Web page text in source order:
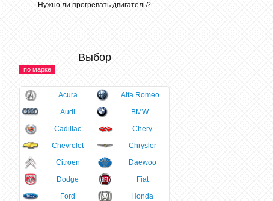
Нужно ли прогревать двигатель?
Выбор
по марке
Acura
Alfa Romeo
Audi
BMW
Cadillac
Chery
Chevrolet
Chrysler
Citroen
Daewoo
Dodge
Fiat
Ford
Honda